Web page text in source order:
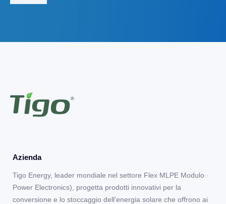
Azienda
Tigo Energy, leader mondiale nel settore Flex MLPE Modulo
Power Electronics), progetta prodotti innovativi per la
conversione e lo stoccaggio dell’energia solare che offrono ai